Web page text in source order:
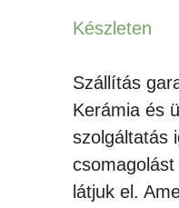
Készleten
Szállítás
Kerámia és
szolgáltatás
csomagolást
látjuk el.